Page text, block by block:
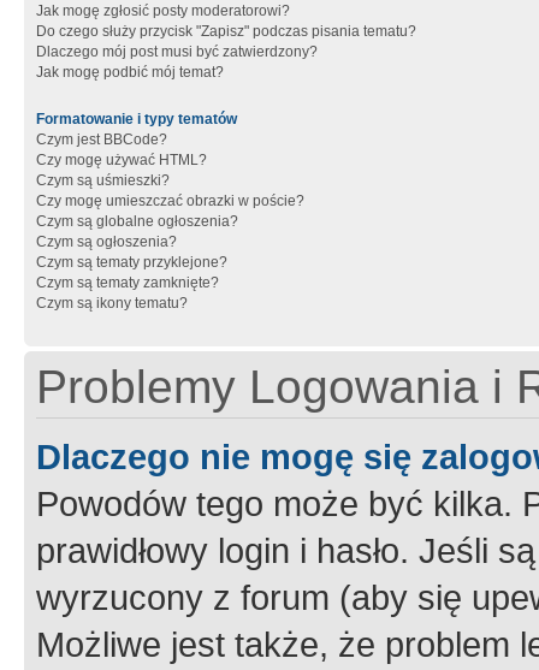
Jak mogę zgłosić posty moderatorowi?
Do czego służy przycisk "Zapisz" podczas pisania tematu?
Dlaczego mój post musi być zatwierdzony?
Jak mogę podbić mój temat?
Formatowanie i typy tematów
Czym jest BBCode?
Czy mogę używać HTML?
Czym są uśmieszki?
Czy mogę umieszczać obrazki w poście?
Czym są globalne ogłoszenia?
Czym są ogłoszenia?
Czym są tematy przyklejone?
Czym są tematy zamknięte?
Czym są ikony tematu?
Problemy Logowania i
Dlaczego nie mogę się
Powodów tego może być kilka.
prawidłowy login i hasło. Jeśli
wyrzucony z forum (aby się
Możliwe jest także, że problem